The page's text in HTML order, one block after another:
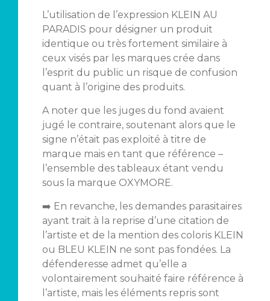
L’utilisation de l’expression KLEIN AU
PARADIS pour désigner un produit
identique ou très fortement similaire à
ceux visés par les marques crée dans
l’esprit du public un risque de confusion
quant à l’origine des produits.
A noter que les juges du fond avaient
jugé le contraire, soutenant alors que le
signe n’était pas exploité à titre de
marque mais en tant que référence –
l’ensemble des tableaux étant vendu
sous la marque OXYMORE.
➡️ En revanche, les demandes parasitaires
ayant trait à la reprise d’une citation de
l’artiste et de la mention des coloris KLEIN
ou BLEU KLEIN ne sont pas fondées. La
défenderesse admet qu’elle a
volontairement souhaité faire référence à
l’artiste, mais les éléments repris sont